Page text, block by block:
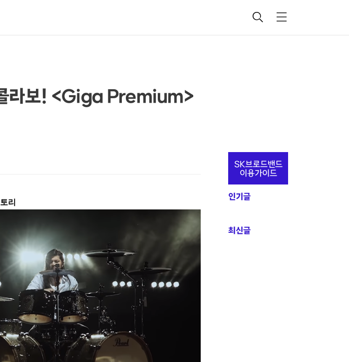
검
메
콜라보! <Giga Premium>
리
추
정
보
SK브로드밴드
이용가이드
인기글
최신글